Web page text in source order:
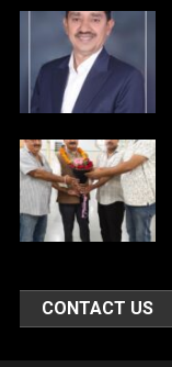
CONTACT US